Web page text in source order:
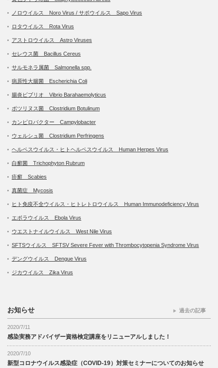
ノロウイルス Noro Virus / サポウイルス Sapo Virus
ロタウイルス Rota Virus
アストロウイルス Astro Viruses
セレウス菌 Bacillus Cereus
サルモネラ属菌 Salmonella spp.
病原性大腸菌 Escherichia Coli
腸炎ビブリオ Vibrio Barahaemolyticus
ボツリヌス菌 Clostridium Botulinum
カンピロバクター Campylobacter
ウェルシュ菌 Clostridium Perfringens
ヘルペスウイルス・ヒトヘルペスウイルス Human Herpes Virus
白癬菌 Trichophyton Rubrum
疥癬 Scabies
真菌症 Mycosis
ヒト免疫不全ウイルス・ヒトレトロウイルス Human Immunodeficiency Virus
エボラウイルス Ebola Virus
ウエストナイルウイルス West Nile Virus
SFTSウイルス SFTSV Severe Fever with Thrombocytopenia Syndrome Virus
デングウイルス Dengue Virus
ジカウイルス Zika Virus
お知らせ
2020/7/11
感染実務アドバイザー資格検定講座をリニューアルしました！
2020/7/10
新型コロナウイルス感染症（COVID-19）対策セミナーについてのお知らせ
過去の記事